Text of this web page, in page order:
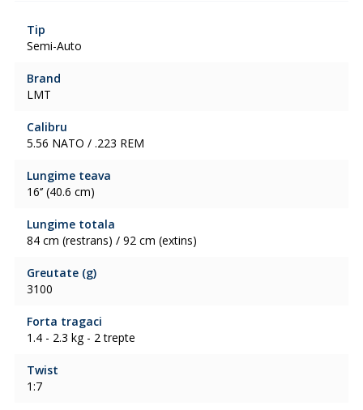
Tip
Semi-Auto
Brand
LMT
Calibru
5.56 NATO / .223 REM
Lungime teava
16‘’ (40.6 cm)
Lungime totala
84 cm (restrans) / 92 cm (extins)
Greutate (g)
3100
Forta tragaci
1.4 - 2.3 kg - 2 trepte
Twist
1:7